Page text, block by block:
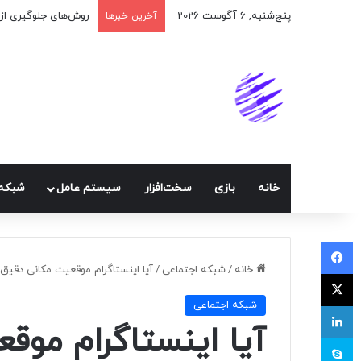
پنج‌شنبه, 6 آگوست 2026 آخرین خبرها
خانه بازی سخت‌افزار سيستم عامل
خانه /شبكه اجتماعی /آیا اینستاگرام موقعیت مکانی
شبكه اجتماعی
آیا اینستاگرام
فیسبوک